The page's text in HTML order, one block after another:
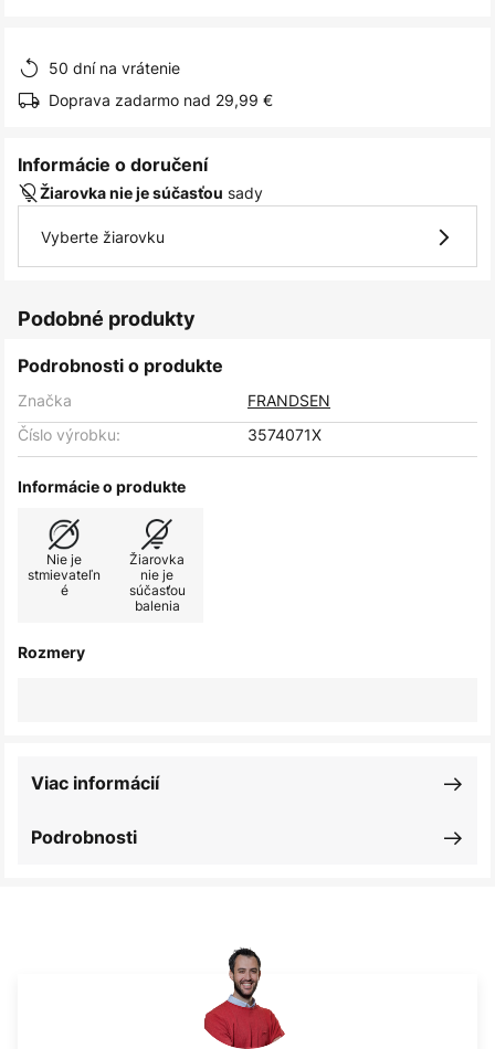
50 dní na vrátenie
Doprava zadarmo nad 29,99 €
Informácie o doručení
Žiarovka nie je súčasťou sady
Vyberte žiarovku
Podobné produkty
Podrobnosti o produkte
Značka
FRANDSEN
Číslo výrobku:
3574071X
Informácie o produkte
Nie je
stmievateľn
é
Žiarovka
nie je
súčasťou
balenia
Rozmery
Podrobnosti
Viac informácií